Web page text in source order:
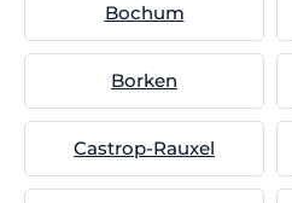
Bochum
Borken
Castrop-Rauxel